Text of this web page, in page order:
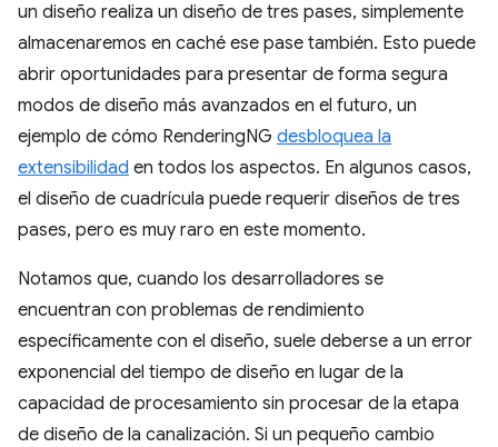
un diseño realiza un diseño de tres pases, simplemente
almacenaremos en caché ese pase también. Esto puede
abrir oportunidades para presentar de forma segura
modos de diseño más avanzados en el futuro, un
ejemplo de cómo RenderingNG desbloquea la
extensibilidad en todos los aspectos. En algunos casos,
el diseño de cuadrícula puede requerir diseños de tres
pases, pero es muy raro en este momento.
Notamos que, cuando los desarrolladores se
encuentran con problemas de rendimiento
específicamente con el diseño, suele deberse a un error
exponencial del tiempo de diseño en lugar de la
capacidad de procesamiento sin procesar de la etapa
de diseño de la canalización. Si un pequeño cambio